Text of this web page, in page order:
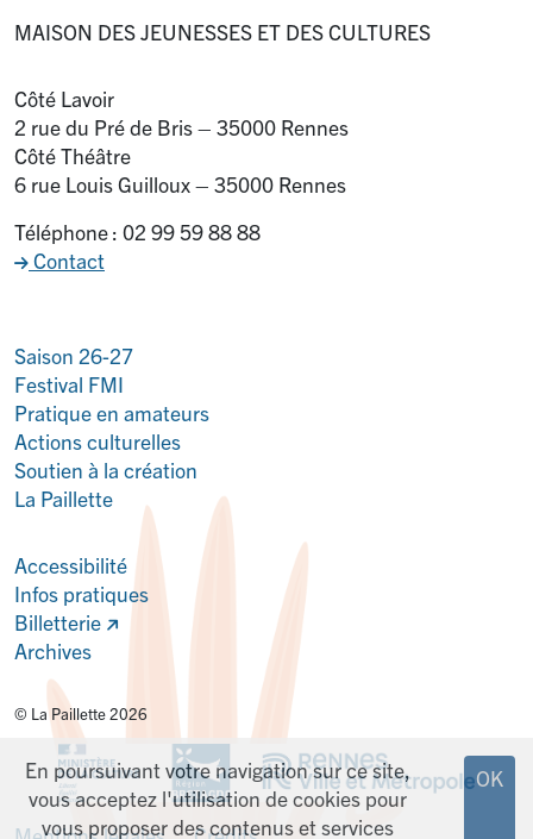
MAISON DES JEUNESSES ET DES CULTURES
Côté Lavoir
2 rue du Pré de Bris – 35000 Rennes
Côté Théâtre
6 rue Louis Guilloux – 35000 Rennes
Téléphone : 02 99 59 88 88
Contact
Saison 26-27
Festival FMI
Pratique en amateurs
Actions culturelles
Soutien à la création
La Paillette
Accessibilité
Infos pratiques
Billetterie
Archives
© La Paillette 2026
En poursuivant votre navigation sur ce site,
vous acceptez l'utilisation de cookies pour
vous proposer des contenus et services
OK